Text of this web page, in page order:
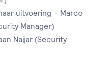
uitvoering – Marco
Manager)
Najjar (Security